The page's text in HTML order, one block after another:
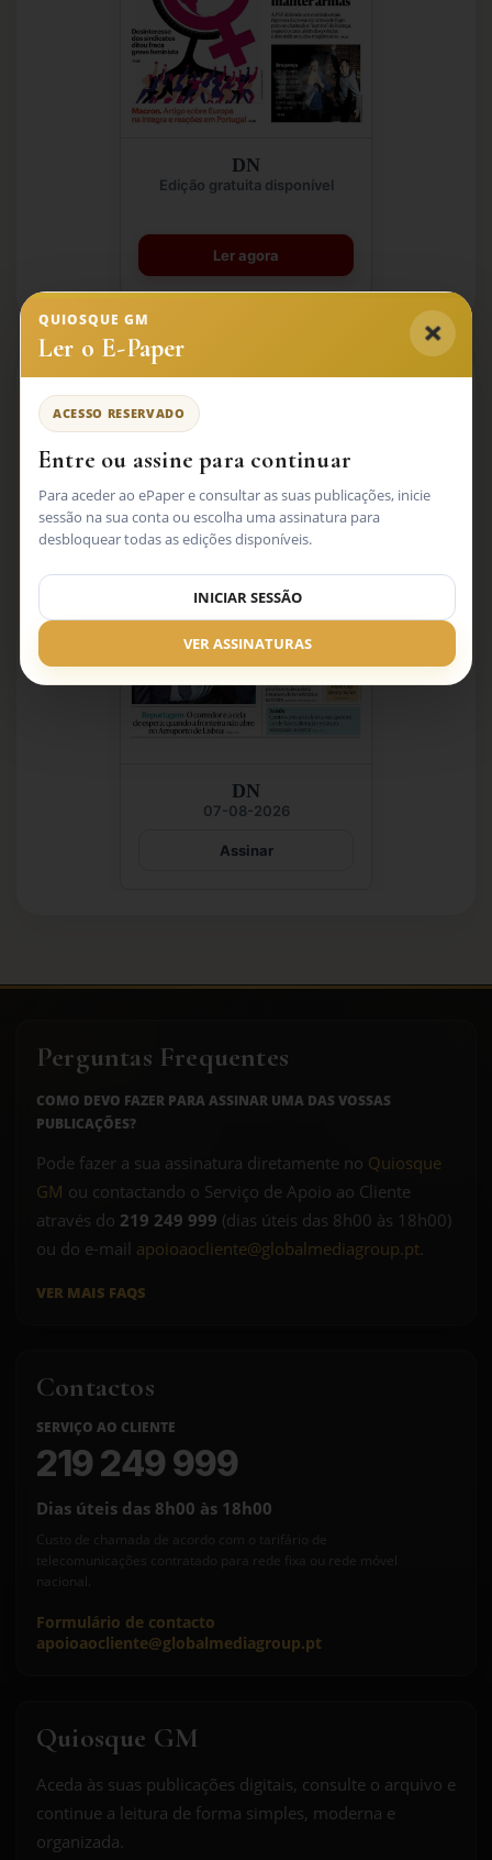
DN
Edição gratuita disponível
Ler agora
Marcas disponíveis
MARCA DISPONÍVEL
DN
07-08-2026
Assinar
Perguntas Frequentes
COMO DEVO FAZER PARA ASSINAR UMA DAS VOSSAS
PUBLICAÇÕES?
Pode fazer a sua assinatura diretamente no Quiosque
GM ou contactando o Serviço de Apoio ao Cliente
através do 219 249 999 (dias úteis das 8h00 às 18h00)
ou do e-mail apoioaocliente@globalmediagroup.pt
VER MAIS FAQS
Contactos
SERVIÇO AO CLIENTE
219 249 999
Dias úteis das 8h00 às 18h00
Custo de chamada de acordo com o tarifário de
telecomunicações contratado para rede fixa ou rede móvel
nacional.
Formulário de contacto
apoioaocliente@globalmediagroup.pt
Quiosque GM
Aceda às suas publicações digitais, consulte o arquivo e
continue a leitura de forma simples, moderna e
organizada.
QUIOSQUE GM
Ler o E-Paper
ACESSO RESERVADO
Entre ou assine para continuar
Para aceder ao ePaper e consultar as suas publicações, inicie
sessão na sua conta ou escolha uma assinatura para
desbloquear todas as edições disponíveis.
INICIAR SESSÃO
VER ASSINATURAS